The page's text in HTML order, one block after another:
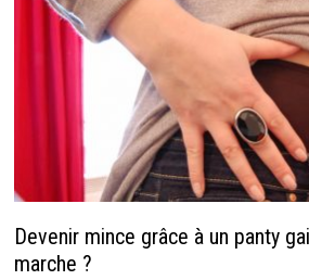
Devenir mince grâce à un panty
marche ?